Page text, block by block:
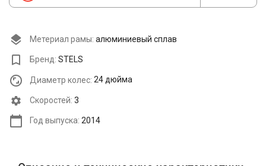
Метериал рамы: алюминиевый сплав
Бренд: STELS
Диаметр колес: 24 дюйма
Cкоростей: 3
Год выпуска: 2014